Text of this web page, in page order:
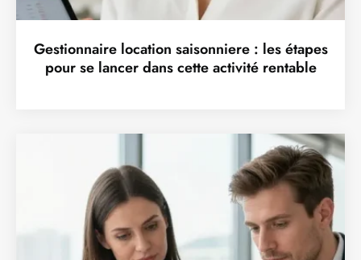
Gestionnaire location saisonniere : les étapes
pour se lancer dans cette activité rentable